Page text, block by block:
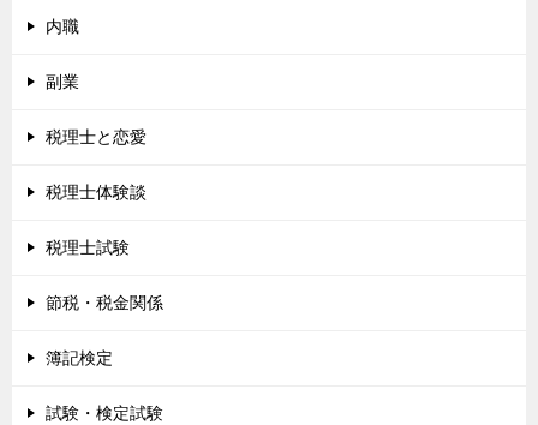
内職
副業
税理士と恋愛
税理士体験談
税理士試験
節税・税金関係
簿記検定
試験・検定試験